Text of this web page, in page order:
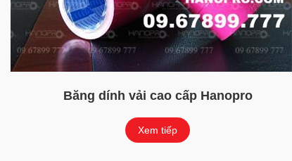
Băng dính vải cao cấp Hanopro
Xem tiếp